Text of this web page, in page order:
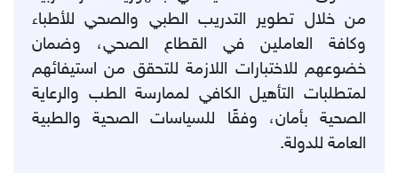
من خلال تطوير التدريب الطبي والصحي للأطباء
وكافة العاملين في القطاع الصحي، وضمان
خضوعهم للاختبارات اللازمة للتحقق من استيفائهم
لمتطلبات التأهيل الكافي لممارسة الطب والرعاية
الصحية بأمان، وفقًا للسياسات الصحية والطبية
العامة للدولة.